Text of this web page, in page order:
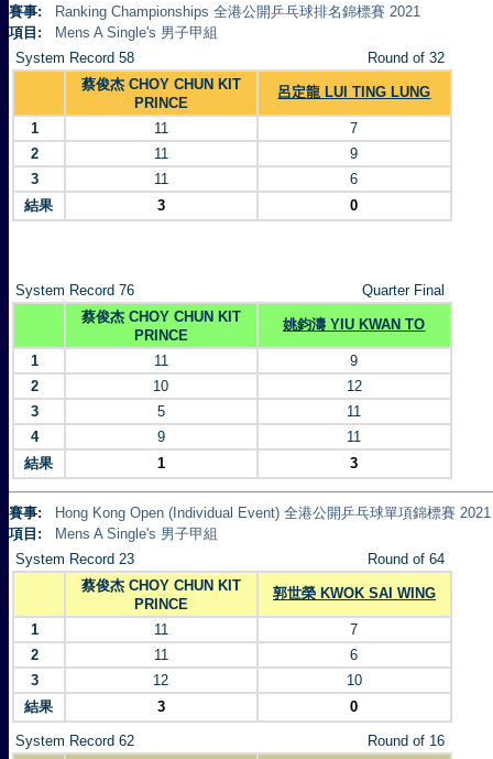
賽事:
Ranking Championships 全港公開乒乓球排名錦標賽 2021
項目:
Mens A Single's 男子甲組
System Record 58
Round of 32
蔡俊杰 CHOY CHUN KIT
PRINCE
呂定龍 LUI TING LUNG
1 11
7
2
11
9
3
11
6
結果
3 0
System Record 76
Quarter Final
蔡俊杰 CHOY CHUN KIT
PRINCE
姚鈞濤 YIU KWAN TO
1 11
9
2
10
12
3
5
11
4
9
11
結果
1 3
賽事:
Hong Kong Open (Individual Event) 全港公開乒乓球單項錦標賽 2021
項目:
Mens A Single's 男子甲組
System Record 23
Round of 64
蔡俊杰 CHOY CHUN KIT
PRINCE
郭世榮 KWOK SAI WING
1 11
7
2
11
6
3
12
10
結果
3 0
System Record 62 Round of 16